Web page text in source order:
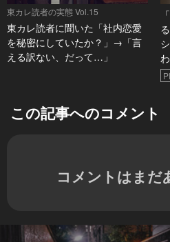
東カレ読者の実態 Vol.15
東カレ読者に聞いた「社内恋愛
を秘密にしていたか？」→「言
える訳ない、だって…」
この記事へのコメント
コメントはまだ